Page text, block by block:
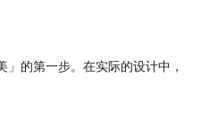
的第一步。在实际的设计中，